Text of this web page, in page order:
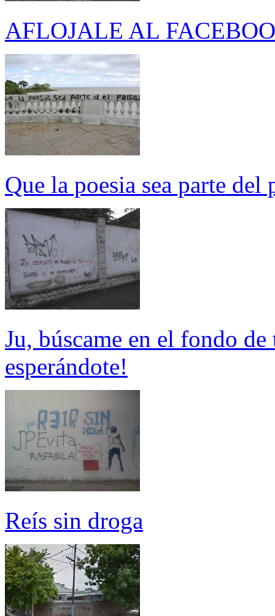
AFLOJALE AL
Que la poesia sea parte del
Ju, búscame en el fondo
esperándote!
Reís sin droga